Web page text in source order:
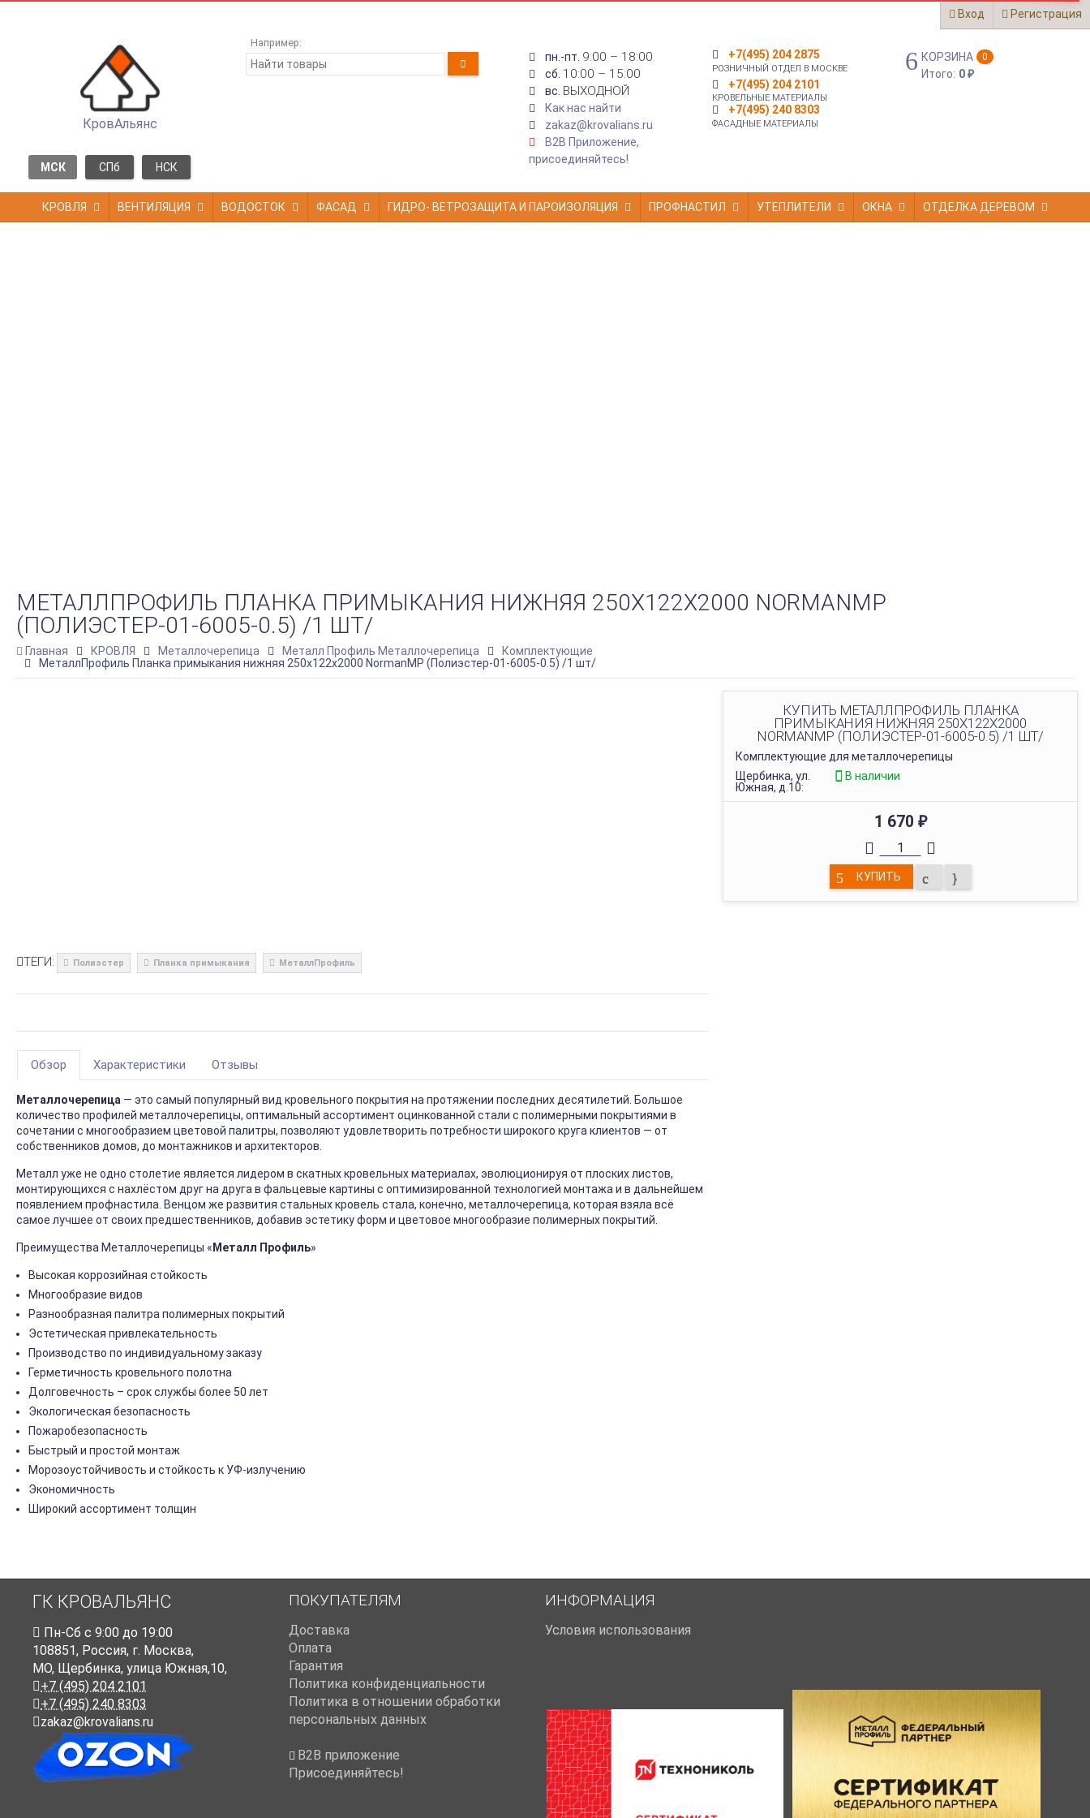
Вход Регистрация
КровАльянс
МСК СПб НСК
Например:
пн.-пт. 9:00 – 18:00
сб. 10:00 – 15:00
вс. ВЫХОДНОЙ
Как нас найти
zakaz@krovalians.ru
B2B Приложение,
присоединяйтесь!
+7(495) 204 2875
РОЗНИЧНЫЙ ОТДЕЛ В МОСКВЕ
+7(495) 204 2101
КРОВЕЛЬНЫЕ МАТЕРИАЛЫ
+7(495) 240 8303
ФАСАДНЫЕ МАТЕРИАЛЫ
КОРЗИНА 0
Итого: 0₽
КРОВЛЯ ВЕНТИЛЯЦИЯ ВОДОСТОК ФАСАД ГИДРО- ВЕТРОЗАЩИТА И ПАРОИЗОЛЯЦИЯ ПРОФНАСТИЛ УТЕПЛИТЕЛИ ОКНА ОТДЕЛКА ДЕРЕВОМ
МЕТАЛЛПРОФИЛЬ ПЛАНКА ПРИМЫКАНИЯ НИЖНЯЯ 250Х122Х2000 NORMANMP
(ПОЛИЭСТЕР-01-6005-0.5) /1 ШТ/
Главная КРОВЛЯ Металлочерепица Металл Профиль Металлочерепица
Комплектующие
МеталлПрофиль Планка примыкания нижняя 250х122х2000 NormanMP (Полиэстер-01-6005-0.5) /1 шт/
КУПИТЬ МЕТАЛЛПРОФИЛЬ ПЛАНКА
ПРИМЫКАНИЯ НИЖНЯЯ 250Х122Х2000
NORMANMP (ПОЛИЭСТЕР-01-6005-0.5) /1 ШТ/
Комплектующие для металлочерепицы
Щербинка, ул.
Южная, д.10:
В наличии
1 670 ₽
КУПИТЬ
ТЕГИ: Полиэстер Планка примыкания МеталлПрофиль
Обзор Характеристики Отзывы
Металлочерепица — это самый популярный вид кровельного покрытия на протяжении последних десятилетий. Большое
количество профилей металлочерепицы, оптимальный ассортимент оцинкованной стали с полимерными покрытиями в
сочетании с многообразием цветовой палитры, позволяют удовлетворить потребности широкого круга клиентов — от
собственников домов, до монтажников и архитекторов.
Металл уже не одно столетие является лидером в скатных кровельных материалах, эволюционируя от плоских листов,
монтирующихся с нахлёстом друг на друга в фальцевые картины с оптимизированной технологией монтажа и в дальнейшем
появлением профнастила. Венцом же развития стальных кровель стала, конечно, металлочерепица, которая взяла всё
самое лучшее от своих предшественников, добавив эстетику форм и цветовое многообразие полимерных покрытий.
Преимущества Металлочерепицы « Металл Профиль»
Высокая коррозийная стойкость
Многообразие видов
Разнообразная палитра полимерных покрытий
Эстетическая привлекательность
Производство по индивидуальному заказу
Герметичность кровельного полотна
Долговечность – срок службы более 50 лет
Экологическая безопасность
Пожаробезопасность
Быстрый и простой монтаж
Морозоустойчивость и стойкость к УФ-излучению
Экономичность
Широкий ассортимент толщин
ГК КРОВАЛЬЯНС
Пн-Cб с 9:00 до 19:00
108851, Россия, г. Москва,
МО, Щербинка, улица Южная,10,
+7 (495) 204 2101
+7 (495) 240 8303
zakaz@krovalians.ru
ПОКУПАТЕЛЯМ
Доставка
Оплата
Гарантия
Политика конфиденциальности
Политика в отношении обработки
персональных данных
B2B приложение
Присоединяйтесь!
ИНФОРМАЦИЯ
Условия использования